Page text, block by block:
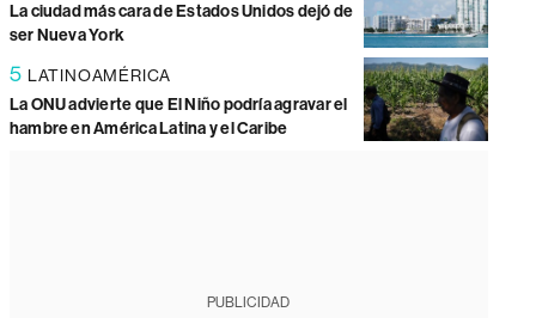
La ciudad más cara de Estados Unidos dejó de
ser Nueva York
5 LATINOAMÉRICA
La ONU advierte que El Niño podría agravar el
hambre en América Latina y el Caribe
PUBLICIDAD